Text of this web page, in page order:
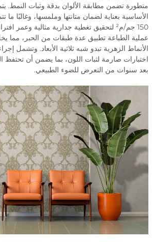
متطورة تضمن مطابقة الألوان بدقة وثبات النمط. يتم
الأساسية بعناية لضمان متانتها وملمسها، وغالبًا ما
150 جم/م² لتحقيق تغطية جدارية مثالية
عملية الطباعة تطبيق عدة طبقات من الحبر، مما
الأنماط الزهرية تبدو شبه ثلاثية الأبعاد. وتشمل
اختبارات صارمة لثبات اللون، بما يضمن أن تحتفظ
بعد سنوات من التعرض للضوء الطبيعي.